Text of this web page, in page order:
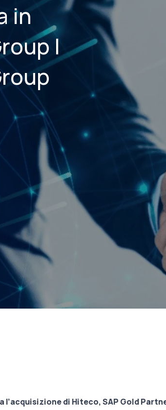
in
|
di Hiteco, SAP Gold